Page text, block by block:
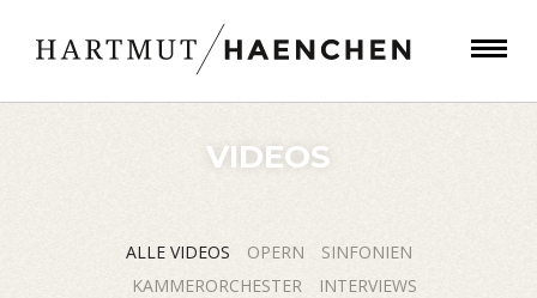
VIDEOS
ALLE VIDEOS OPERN
SINFONIEN
KAMMERORCHESTER
INTERVIEWS